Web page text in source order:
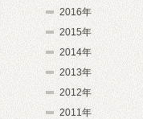
2016年
2015年
2014年
2013年
2012年
2011年